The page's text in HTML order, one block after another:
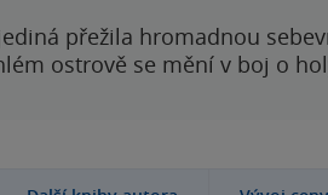
přežila hromadnou
ostrově se mění v boj o